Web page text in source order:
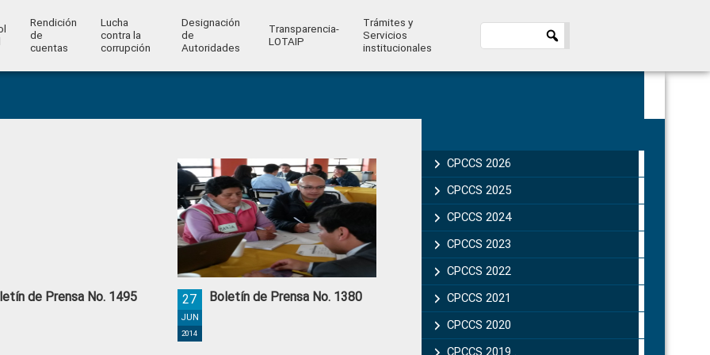
Rendición
de
cuentas
Lucha
contra la
corrupción
Designación
de
Autoridades
Transparencia-
LOTAIP
Trámites y
Servicios
institucionales
de Prensa No. 1495 Boletín de Prensa No. 1380
27
JUN
2014
Sidebar
CPCCS 2026
CPCCS 2025
CPCCS 2024
CPCCS 2023
CPCCS 2022
CPCCS 2021
CPCCS 2020
CPCCS 2019 .